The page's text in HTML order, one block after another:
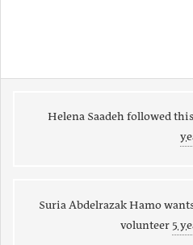
Helena Saadehfollowed
Suria Abdelrazak Hamo
volunteer5